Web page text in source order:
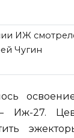
ИЖ
Чугин
Иж-27.